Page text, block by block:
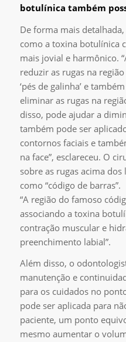
botulínica também
De forma mais
como a toxina botulínica
mais jovial e harmônico.
reduzir as rugas na
‘pés de galinha’ e
eliminar as rugas na
disso, pode ajudar a
também pode ser
contornos faciais e
na face”, esclareceu. O
sobre as rugas acima
como “código de barras”.
“A região do famoso
associando a toxina
contração muscular e
preenchimento labial”.
Além disso, o
manutenção e
para os cuidados no
pode ser aplicada para
paciente, um ponto
mesmo aumentar o